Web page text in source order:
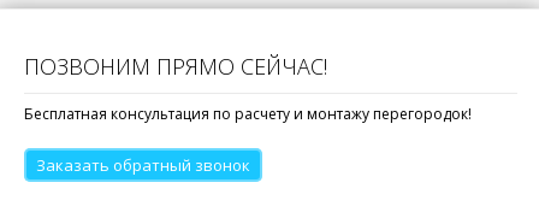
ПОЗВОНИМ ПРЯМО СЕЙЧАС!
Бесплатная консультация по расчету и монтажу перегородок!
Заказать обратный звонок